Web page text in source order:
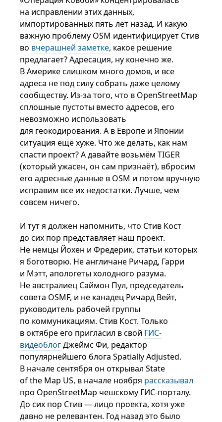
на исправлении этих данных,
импортированных пять лет назад. И какую
важную проблему OSM идентифицирует Стив
во вчерашней заметке, какое решение
предлагает? Адресация, ну конечно же.
В Америке слишком много домов, и все
адреса не под силу собрать даже целому
сообществу. Из-за того, что в OpenStreetMap
сплошные пустоты вместо адресов, его
невозможно использовать
для геокодирования. А в Европе и Японии
ситуация ещё хуже. Что же делать, как нам
спасти проект? А давайте возьмём TIGER
(который ужасен, он сам признаёт), вбросим
его адресные данные в OSM и потом вручную
исправим все их недостатки. Лучше, чем
совсем ничего.
И тут я должен напомнить, что Стив Кост
до сих пор представляет наш проект.
Не немцы Йохен и Фредерик, статьи которых
я боготворю. Не англичане Ричард, Гарри
и Мэтт, апологеты холодного разума.
Не австралиец Саймон Пул, председатель
совета OSMF, и не канадец Ричард Вейт,
руководитель рабочей группы
по коммуникациям. Стив Кост. Только
в октябре его пригласил в свой ГИС-
видеоблогДжеймс Фи, редактор
популярнейшего блога Spatially Adjusted.
В начале сентября он открывал State
of the Map US, в начале ноября рассказывал
про OpenStreetMap чешскому ГИС-порталу.
До сих пор Стив — лицо проекта, хотя уже
давно не релевантен. Год назад это было